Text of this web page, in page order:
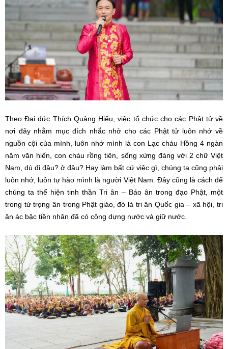
Theo Đại đức Thích Quảng Hiếu, việc tổ chức cho các Phật tử về
nơi đây nhằm mục đích nhắc nhở cho các Phật tử luôn nhớ về
nguồn cội của mình, luôn nhớ mình là con Lạc cháu Hồng 4 ngàn
năm văn hiến, con cháu rồng tiên, sống xứng đáng với 2 chữ Việt
Nam, dù đi đâu? ở đâu? Hay làm bất cứ việc gì, chúng ta cũng phải
luôn nhớ, luôn tự hào mình là người Việt Nam. Đây cũng là cách để
chúng ta thể hiện tinh thần Tri ân – Báo ân trong đạo Phật, một
trong tứ trọng ân trong Phật giáo, đó là tri ân Quốc gia – xã hội, tri
ân ác bậc tiền nhân đã có công dựng nước và giữ nước.